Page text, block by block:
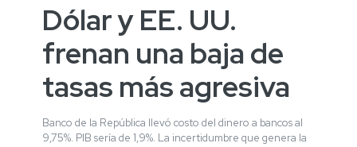
Dólar y EE. UU.
frenan una baja de
tasas más agresiva
Banco de la República llevó costo del dinero a bancos al
9,75%. PIB sería de 1,9%. La incertidumbre que genera la